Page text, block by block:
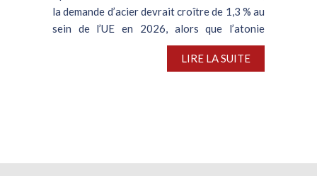
la demande d’acier devrait croître de 1,3 % au
sein de l’UE en 2026, alors que l’atonie
persistante de la filière automobile plombe le
segment de la construction, en meilleure...
LIRE LA SUITE